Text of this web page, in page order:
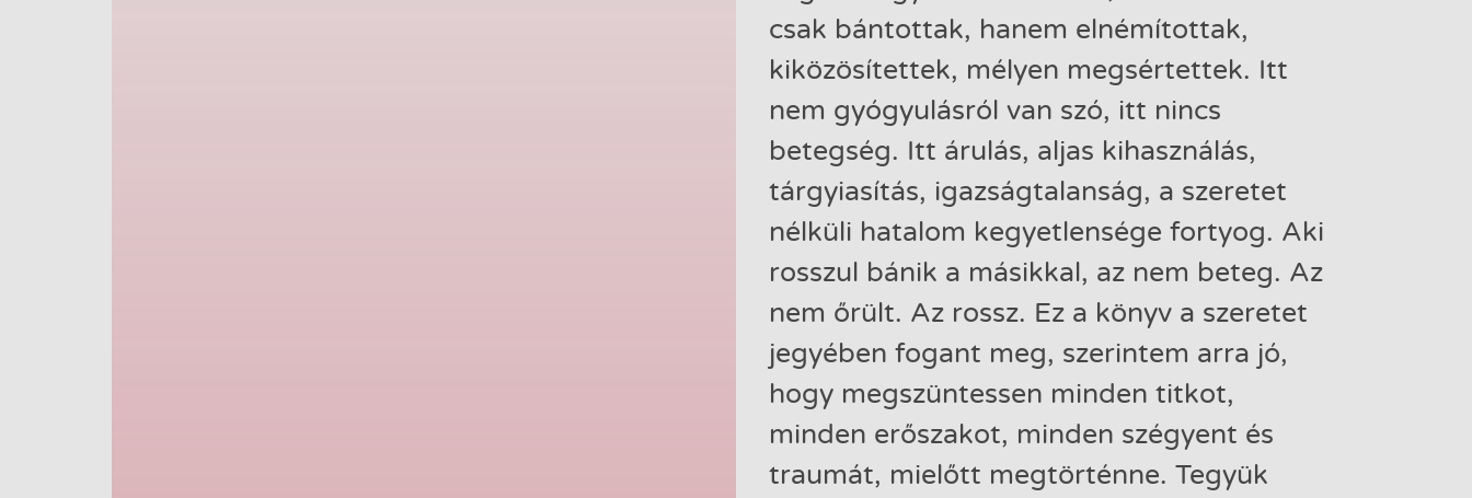
csak bántottak, hanem elnémítottak,
kiközösítettek, mélyen megsértettek. Itt
nem gyógyulásról van szó, itt nincs
betegség. Itt árulás, aljas kihasználás,
tárgyiasítás, igazságtalanság, a szeretet
nélküli hatalom kegyetlensége fortyog. Aki
rosszul bánik a másikkal, az nem beteg. Az
nem őrült. Az rossz. Ez a könyv a szeretet
jegyében fogant meg, szerintem arra jó,
hogy megszüntessen minden titkot,
minden erőszakot, minden szégyent és
traumát, mielőtt megtörténne. Tegyük